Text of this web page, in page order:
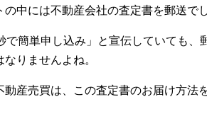
の中には不動産会社の査定書を郵送で
で簡単申し込み」と宣伝していても、
りませんよね。
動産売買は、この査定書のお届け方法